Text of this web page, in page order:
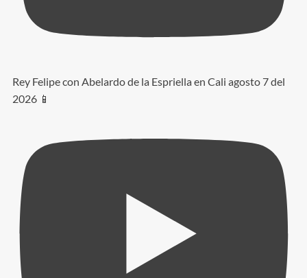
Rey Felipe con Abelardo de la Espriella en Cali agosto 7 del
2026 📱